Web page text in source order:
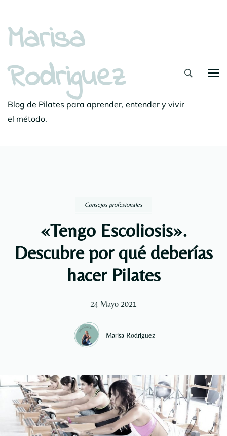
Marisa
Rodriguez
Blog de Pilates para aprender, entender y vivir
el método.
Consejos profesionales
«Tengo Escoliosis».
Descubre por qué deberías
hacer Pilates
24 Mayo 2021
Marisa Rodriguez